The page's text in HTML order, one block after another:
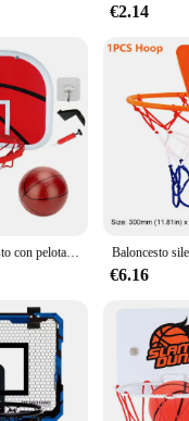
The rim is designed to
and safety, making it
enthusiasts looking to
€2.14
Portería de baloncesto con pelota y bomba, Mini aro de baloncesto ajustable, juego interior y exterior para niños
€6.16